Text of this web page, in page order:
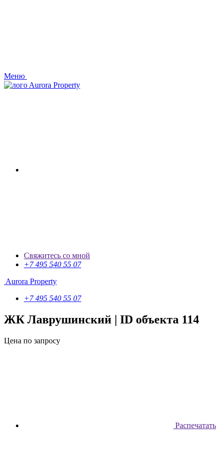
Меню
Aurora Property
Свяжитесь со мной
+7 495 540 55 07
Aurora Property
+7 495 540 55 07
ЖК Лаврушинский | ID объекта 114
Цена по запросу
Распечатать